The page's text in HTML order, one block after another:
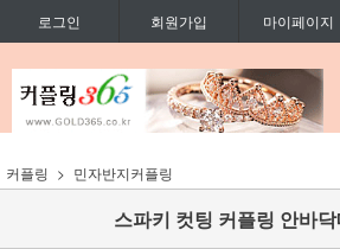
로그인 회원가입 마이페이지
커플링 민자반지커플링
스파키 컷팅 커플링 안바